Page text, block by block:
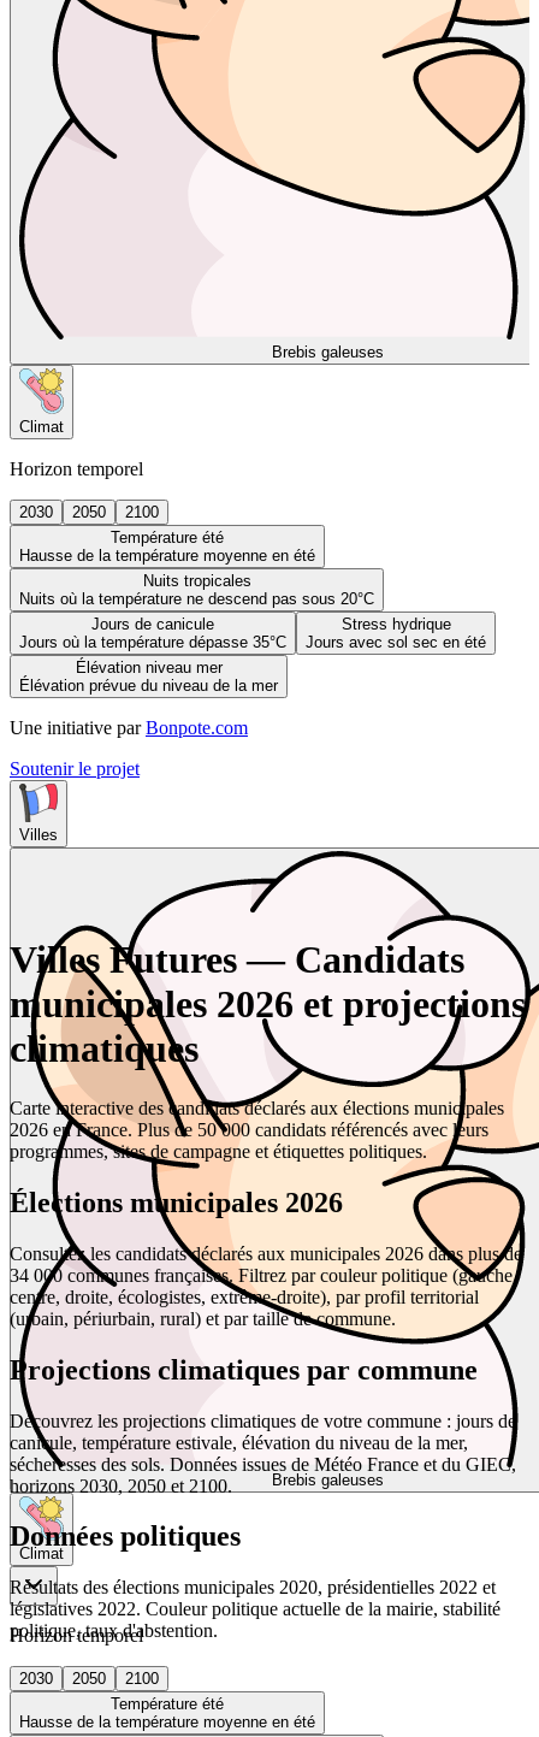
Brebis galeuses
Climat
Horizon temporel
2030 2050
2100
Température été
Hausse de la température moyenne en été
Nuits tropicales
Nuits où la température ne descend pas sous 20°C
Jours de canicule
Jours où la température dépasse 35°C
Stress hydrique
Jours avec sol sec en été
Élévation niveau mer
Élévation prévue du niveau de la mer
Une initiative par Bonpote.com
Soutenir le projet
Villes
Brebis galeuses
Climat
Horizon temporel
2030 2050
2100
Température été
Hausse de la température moyenne en été
Villes Futures — Candidats
municipales 2026 et projections
climatiques
Carte interactive des candidats déclarés aux élections municipales
2026 en France. Plus de 50 000 candidats référencés avec leurs
programmes, sites de campagne et étiquettes politiques.
Élections municipales 2026
Consultez les candidats déclarés aux municipales 2026 dans plus de
34 000 communes françaises. Filtrez par couleur politique (gauche,
centre, droite, écologistes, extrême-droite), par profil territorial
(urbain, périurbain, rural) et par taille de commune.
Projections climatiques par commune
Découvrez les projections climatiques de votre commune : jours de
canicule, température estivale, élévation du niveau de la mer,
sécheresses des sols. Données issues de Météo France et du GIEC,
horizons 2030, 2050 et 2100.
Données politiques
Résultats des élections municipales 2020, présidentielles 2022 et
législatives 2022. Couleur politique actuelle de la mairie, stabilité
politique, taux d'abstention.